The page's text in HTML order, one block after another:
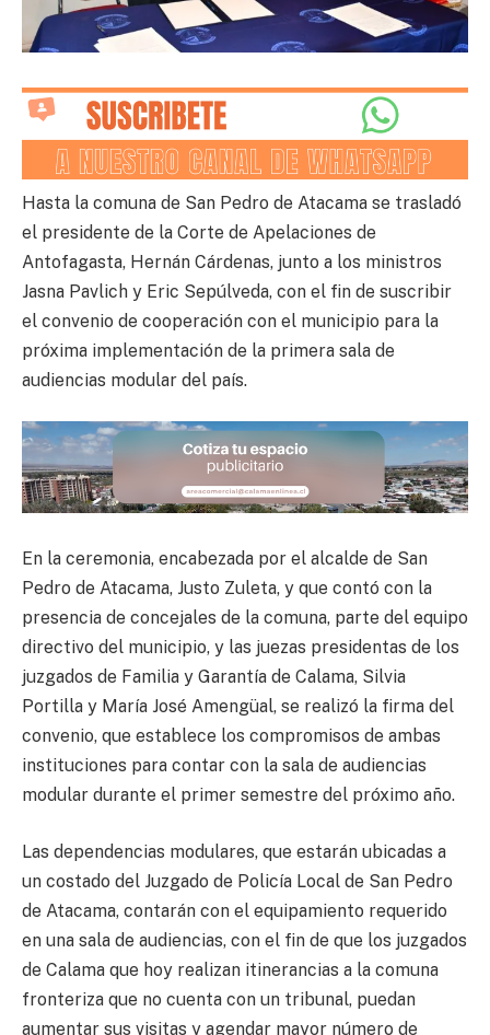
Hasta la comuna de San Pedro de Atacama se trasladó
el presidente de la Corte de Apelaciones de
Antofagasta, Hernán Cárdenas, junto a los ministros
Jasna Pavlich y Eric Sepúlveda, con el fin de suscribir
el convenio de cooperación con el municipio para la
próxima implementación de la primera sala de
audiencias modular del país.
En la ceremonia, encabezada por el alcalde de San
Pedro de Atacama, Justo Zuleta, y que contó con la
presencia de concejales de la comuna, parte del equipo
directivo del municipio, y las juezas presidentas de los
juzgados de Familia y Garantía de Calama, Silvia
Portilla y María José Amengüal, se realizó la firma del
convenio, que establece los compromisos de ambas
instituciones para contar con la sala de audiencias
modular durante el primer semestre del próximo año.
Las dependencias modulares, que estarán ubicadas a
un costado del Juzgado de Policía Local de San Pedro
de Atacama, contarán con el equipamiento requerido
en una sala de audiencias, con el fin de que los juzgados
de Calama que hoy realizan itinerancias a la comuna
fronteriza que no cuenta con un tribunal, puedan
aumentar sus visitas y agendar mayor número de